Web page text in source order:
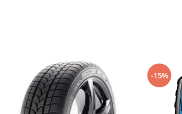
-15%